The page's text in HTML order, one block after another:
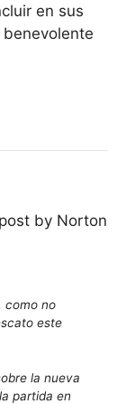
en sus
by Norton
como no
este
la nueva
partida en